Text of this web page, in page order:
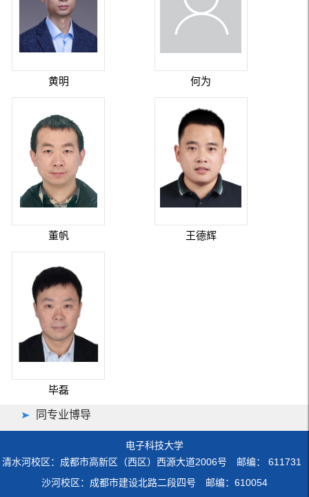
黄明 何为
董帆 王德辉
毕磊
同专业博导
电子科技大学
清水河校区：成都市高新区（西区）西源大道2006号 邮编： 611731
沙河校区：成都市建设北路二段四号 邮编：610054